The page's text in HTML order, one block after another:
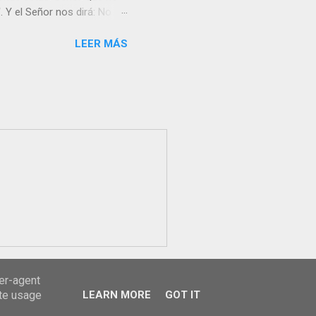
el Señor nos dirá: No
dejo a nadie sólo con
LEER MÁS
agent
usage
LEARN MORE GOT IT